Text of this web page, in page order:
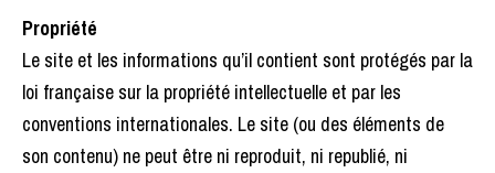
Propriété
Le site et les informations qu’il contient sont protégés par la
loi française sur la propriété intellectuelle et par les
conventions internationales. Le site (ou des éléments de
son contenu) ne peut être ni reproduit, ni republié, ni